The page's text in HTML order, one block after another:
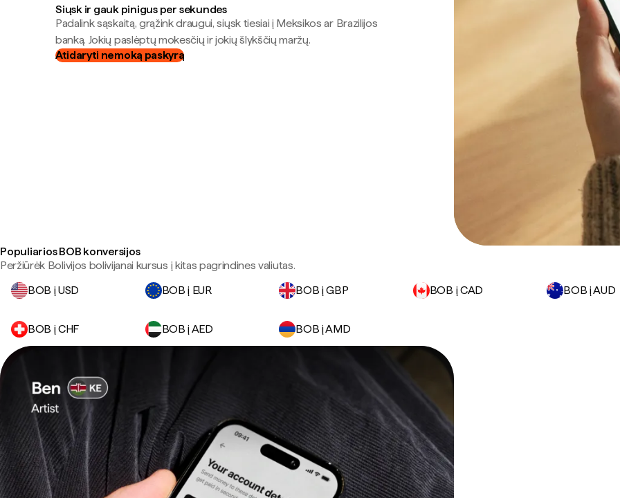
Siųsk ir gauk pinigus per sekundes
Padalink sąskaitą, grąžink draugui, siųsk tiesiai į Meksikos ar Brazilijos
banką. Jokių paslėptų mokesčių ir jokių šlykščių maržų.
Atidaryti nemoką paskyrą
Populiarios BOB konversijos
Peržiūrėk Bolivijos bolivijanai kursus į kitas pagrindines valiutas.
BOB į USD
BOB į EUR BOB į GBP BOB į CAD BOB į AUD
BOB į CHF BOB į AED BOB į AMD